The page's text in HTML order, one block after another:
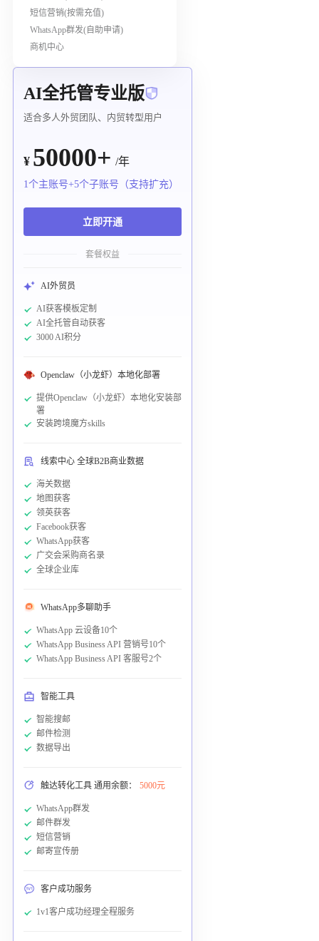
短信营销(按需充值)
WhatsApp群发(自助申请)
商机中心
AI全托管专业版
适合多人外贸团队、内贸转型用户
¥ 50000+ /年
1个主账号+5个子账号（支持扩充）
立即开通
套餐权益
AI外贸员
AI获客模板定制
AI全托管自动获客
3000 AI积分
Openclaw（小龙虾）本地化部署
提供Openclaw（小龙虾）本地化安装部
署
安装跨境魔方skills
线索中心 全球B2B商业数据
海关数据
地图获客
领英获客
Facebook获客
WhatsApp获客
广交会采购商名录
全球企业库
WhatsApp多聊助手
WhatsApp 云设备10个
WhatsApp Business API 营销号10个
WhatsApp Business API 客服号2个
智能工具
智能搜邮
邮件检测
数据导出
触达转化工具 通用余额： 5000元
WhatsApp群发
邮件群发
短信营销
邮寄宣传册
客户成功服务
1v1客户成功经理全程服务